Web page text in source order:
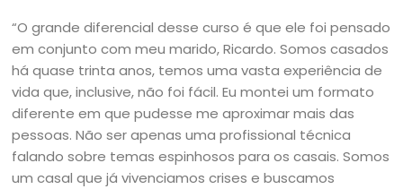
“O grande diferencial desse curso é que ele foi pensado
em conjunto com meu marido, Ricardo. Somos casados
há quase trinta anos, temos uma vasta experiência de
vida que, inclusive, não foi fácil. Eu montei um formato
diferente em que pudesse me aproximar mais das
pessoas. Não ser apenas uma profissional técnica
falando sobre temas espinhosos para os casais. Somos
um casal que já vivenciamos crises e buscamos